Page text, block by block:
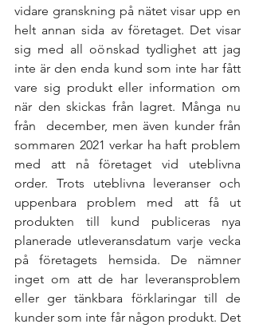
vidare granskning på nätet visar upp en
helt annan sida av företaget. Det visar
sig med all oönskad tydlighet att jag
inte är den enda kund som inte har fått
vare sig produkt eller information om
när den skickas från lagret. Många nu
från  december, men även kunder från
sommaren 2021 verkar ha haft problem
med att nå företaget vid uteblivna
order. Trots uteblivna leveranser och
uppenbara problem med att få ut
produkten till kund publiceras nya
planerade utleveransdatum varje vecka
på företagets hemsida. De nämner
inget om att de har leveransproblem
eller ger tänkbara förklaringar till de
kunder som inte får någon produkt. Det